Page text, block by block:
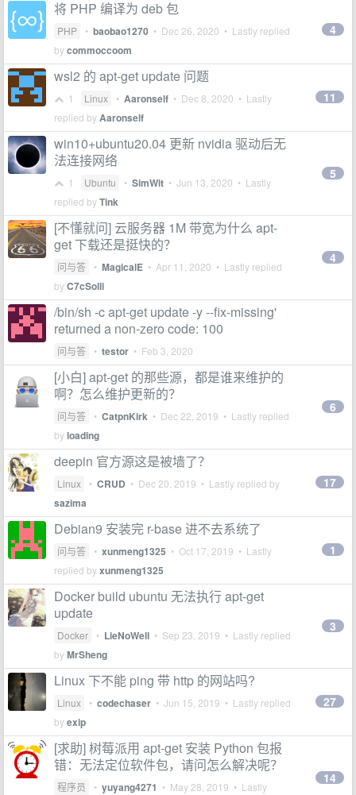
将 PHP 编译为 deb 包
PHP • baobao1270 • Dec 26, 2020 • Lastly replied
bycommoccoom
4
wsl2 的 apt-get update 问题
1 Linux • Aaronself • Dec 8, 2020 • Lastly
replied byAaronself
11
win10+ubuntu20.04 更新 nvidia 驱动后无
法连接网络
1 Ubuntu • SimWit • Jun 13, 2020 • Lastly
replied byTink
5
[不懂就问] 云服务器 1M 带宽为什么 apt-
get 下载还是挺快的？
问与答 • MagicalE • Apr 11, 2020 • Lastly replied
byC7cSolli
4
/bin/sh -c apt-get update -y --fix-missing'
returned a non-zero code: 100
问与答 • testor • Feb 3, 2020
[小白] apt-get 的那些源，都是谁来维护的
啊？怎么维护更新的？
问与答 • CatpnKirk • Dec 22, 2019 • Lastly replied
byloading
6
deepin 官方源这是被墙了？
Linux • CRUD • Dec 20, 2019 • Lastly replied by
sazima
17
Debian9 安装完 r-base 进不去系统了
问与答 • xunmeng1325 • Oct 17, 2019 • Lastly
replied byxunmeng1325
1
Docker build ubuntu 无法执行 apt-get
update
Docker • LieNoWell • Sep 23, 2019 • Lastly replied
byMrSheng
3
Linux 下不能 ping 带 http 的网站吗?
Linux • codechaser • Jun 15, 2019 • Lastly replied
byexip
27
[求助] 树莓派用 apt-get 安装 Python 包报
错：无法定位软件包，请问怎么解决呢？
程序员 • yuyang4271 • May 28, 2019 • Lastly
14